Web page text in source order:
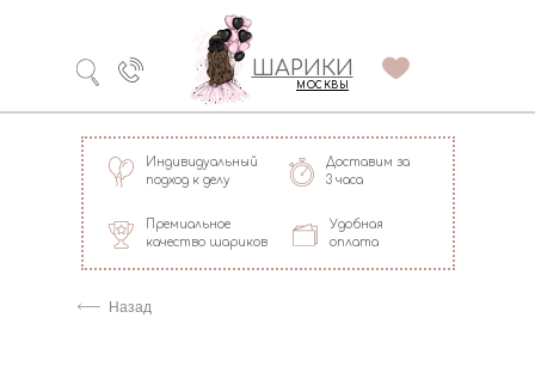
ШАРИКИ
МОСКВЫ
=
Премиальное
качество шариков
Доставим за
3 часа
Индивидуальный
подход к делу
долгого полета
Удобная
оплата
Назад